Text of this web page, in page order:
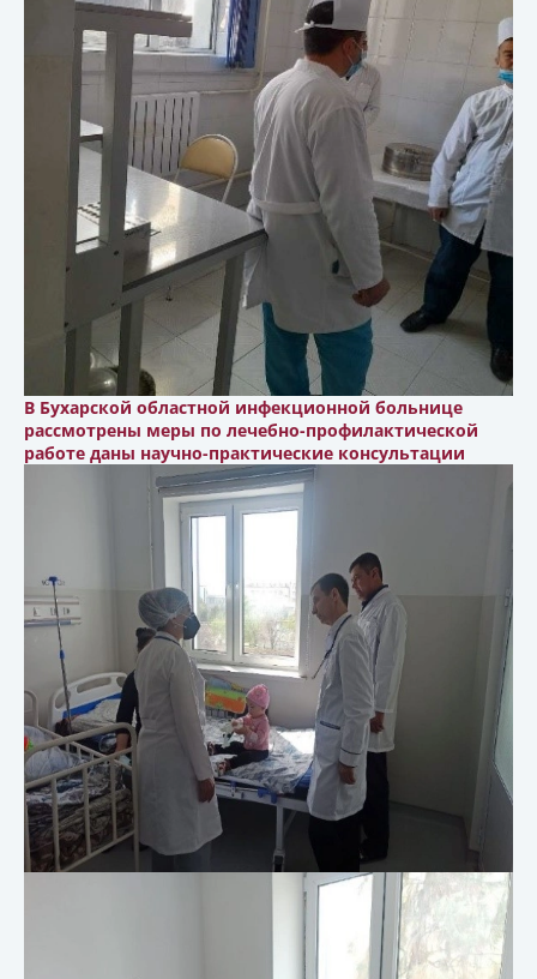
В Бухарской областной инфекционной больнице
рассмотрены меры по лечебно-профилактической
работе даны научно-практические консультации